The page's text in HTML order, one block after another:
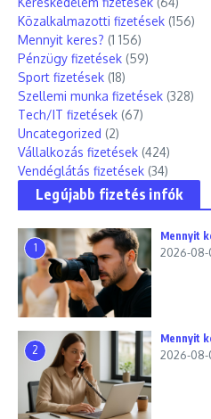
Közalkalmazotti fizetések (156)
Mennyit keres? (1 156)
Pénzügy fizetések (59)
Sport fizetések (18)
Szellemi munka fizetések (328)
Tech/IT fizetések (67)
Uncategorized (2)
Vállalkozás fizetések (424)
Vendéglátás fizetések (34)
Legújabb fizetés infók
1
Mennyit
2026-08-
2
Mennyit
2026-08-